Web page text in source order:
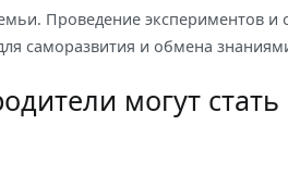
Проведение экспериментов и
саморазвития и обмена
могут